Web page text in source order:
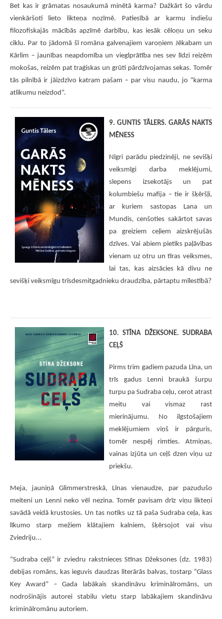
Bet kas ir grāmatas nosaukumā minētā karma? Dažkārt šo vārdu
vienkāršoti lieto likteņa nozīmē. Patiesībā ar karmu indiešu
filozofiskajās mācībās apzīmē darbību, kas iesāk cēloņu un seku
ciklu. Par to jādomā šī romāna galvenajiem varoņiem Jēkabam un
Kārlim – jaunības neapdomība un vieglprātība nes sev līdzi reizēm
mokošas, reizēm pat traģiskas un grūti pārdzīvojamas sekas. Tomēr
tās pilnībā ir jāizdzīvo katram pašam – par visu naudu, jo “karma
atlikumu neizdod”.
9. GUNTIS TĀLERS. GARĀS NAKTS
MĒNESS
Nīgri parādu piedzinēji, ne sevišķi
veiksmīgi darba meklējumi,
slepens izsekotājs un pat
kolumbiešu mafija – tie ir šķēršļi,
ar kuriem sastopas Lana un
Mundis, cenšoties sakārtot savas
pa greiziem ceļiem aizskrējušās
dzīves. Vai abiem pietiks paļāvības
vienam uz otru un tīras veiksmes,
lai tas, kas aizsācies kā divu ne
sevišķi veiksmīgu trīsdesmitgadnieku draudzība, pārtaptu mīlestībā?
10. STĪNA DŽEKSONE. SUDRABA
CEĻŠ
Pirms trim gadiem pazuda Līna, un
trīs gadus Lenni braukā šurpu
turpu pa Sudraba ceļu, cerot atrast
meitu vai vismaz rast
mierinājumu. No ilgstošajiem
meklējumiem viņš ir pārguris,
tomēr nespēj rimties. Atmiņas,
vainas izjūta un ceļš dzen viņu uz
priekšu.
Meja, jauniņā Glimmerstreskā, Līnas vienaudze, par pazudušo
meiteni un Lenni neko vēl nezina. Tomēr pavisam drīz viņu likteņi
savādā veidā krustosies. Un tas notiks uz tā paša Sudraba ceļa, kas
līkumo starp mežiem klātajiem kalniem, šķērsojot vai visu
Zviedriju...
“Sudraba ceļš” ir zviedru rakstnieces Stīnas Džeksones (dz. 1983)
debijas romāns, kas ieguvis daudzas literārās balvas, tostarp “Glass
Key Award” – Gada labākais skandināvu kriminālromāns, un
nodrošinājis autorei stabilu vietu starp labākajiem skandināvu
kriminālromānu autoriem.